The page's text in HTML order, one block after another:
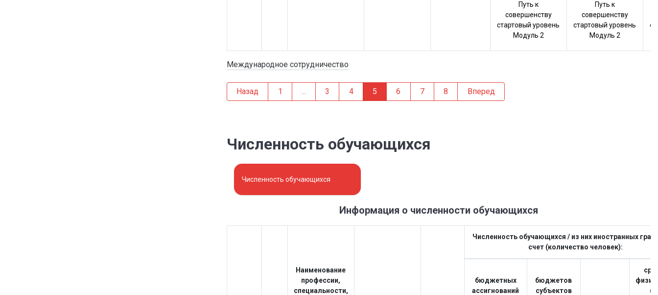
Путь к
совершенству
стартовый уровень
Модуль 2
Путь к
совершенству
стартовый уровень
Модуль 2
Международное сотрудничество
Назад 1 ... 3 4 5 6 7 8 Вперед
Численность обучающихся
Численность обучающихся
Информация о численности обучающихся
Наименование
профессии,
специальности,
Численность обучающихся / из них иностранных
счет (количество человек):
бюджетных
ассигнований
бюджетов
субъектов